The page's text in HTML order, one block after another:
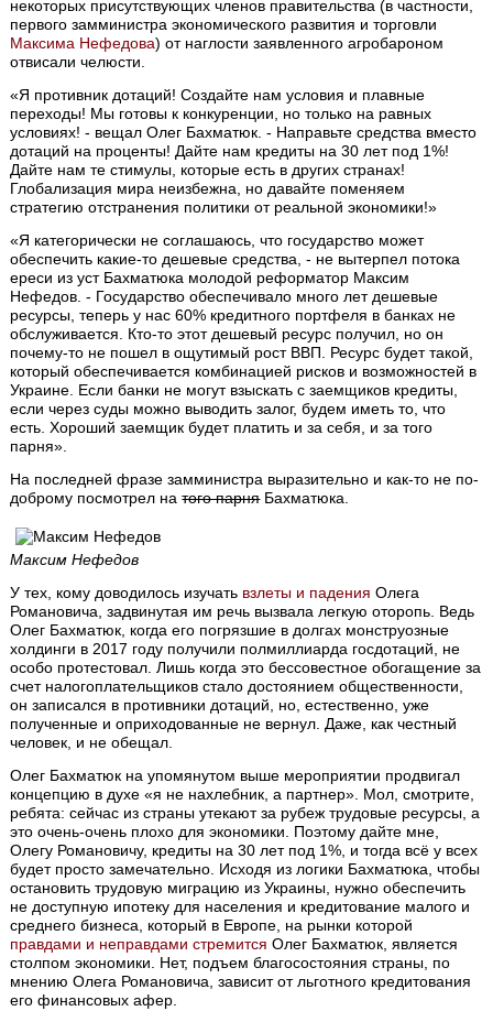
некоторых присутствующих членов правительства (в частности,
первого замминистра экономического развития и торговли
Максима Нефедова) от наглости заявленного агробароном
отвисали челюсти.
«Я противник дотаций! Создайте нам условия и плавные
переходы! Мы готовы к конкуренции, но только на равных
условиях! - вещал Олег Бахматюк. - Направьте средства вместо
дотаций на проценты! Дайте нам кредиты на 30 лет под 1%!
Дайте нам те стимулы, которые есть в других странах!
Глобализация мира неизбежна, но давайте поменяем
стратегию отстранения политики от реальной экономики!»
«Я категорически не соглашаюсь, что государство может
обеспечить какие-то дешевые средства, - не вытерпел потока
ереси из уст Бахматюка молодой реформатор Максим
Нефедов. - Государство обеспечивало много лет дешевые
ресурсы, теперь у нас 60% кредитного портфеля в банках не
обслуживается. Кто-то этот дешевый ресурс получил, но он
почему-то не пошел в ощутимый рост ВВП. Ресурс будет такой,
который обеспечивается комбинацией рисков и возможностей в
Украине. Если банки не могут взыскать с заемщиков кредиты,
если через суды можно выводить залог, будем иметь то, что
есть. Хороший заемщик будет платить и за себя, и за того
парня».
На последней фразе замминистра выразительно и как-то не по-
доброму посмотрел натого парняБахматюка.
Максим Нефедов
У тех, кому доводилось изучать взлеты и падения Олега
Романовича, задвинутая им речь вызвала легкую оторопь. Ведь
Олег Бахматюк, когда его погрязшие в долгах монструозные
холдинги в 2017 году получили полмиллиарда госдотаций, не
особо протестовал. Лишь когда это бессовестное обогащение за
счет налогоплательщиков стало достоянием общественности,
он записался в противники дотаций, но, естественно, уже
полученные и оприходованные не вернул. Даже, как честный
человек, и не обещал.
Олег Бахматюк на упомянутом выше мероприятии продвигал
концепцию в духе «я не нахлебник, а партнер». Мол, смотрите,
ребята: сейчас из страны утекают за рубеж трудовые ресурсы, а
это очень-очень плохо для экономики. Поэтому дайте мне,
Олегу Романовичу, кредиты на 30 лет под 1%, и тогда всё у всех
будет просто замечательно. Исходя из логики Бахматюка, чтобы
остановить трудовую миграцию из Украины, нужно обеспечить
не доступную ипотеку для населения и кредитование малого и
среднего бизнеса, который в Европе, на рынки которой
правдами и неправдами стремится Олег Бахматюк, является
столпом экономики. Нет, подъем благосостояния страны, по
мнению Олега Романовича, зависит от льготного кредитования
его финансовых афер.